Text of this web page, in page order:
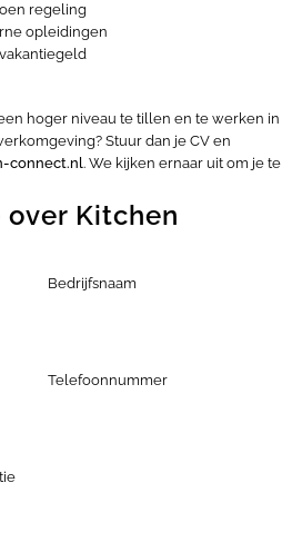
regeling
opleidingen
hoger niveau te tillen en te werken in
Stuur dan je CV en
connect.nl. We kijken ernaar uit om je te
Kitchen
Bedrijfsnaam
Telefoonnummer